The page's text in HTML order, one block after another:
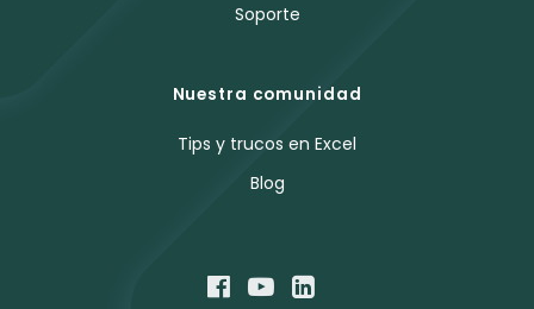
Soporte
Nuestra comunidad
Tips y trucos en Excel
Blog